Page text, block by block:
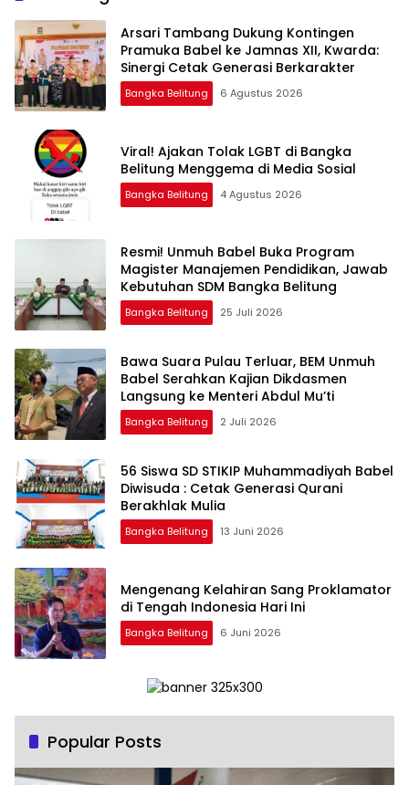
Arsari Tambang Dukung Kontingen
Pramuka Babel ke Jamnas XII, Kwarda:
Sinergi Cetak Generasi Berkarakter
Bangka Belitung 6 Agustus 2026
Viral! Ajakan Tolak LGBT di Bangka
Belitung Menggema di Media Sosial
Bangka Belitung 4 Agustus 2026
Resmi! Unmuh Babel Buka Program
Magister Manajemen Pendidikan, Jawab
Kebutuhan SDM Bangka Belitung
Bangka Belitung 25 Juli 2026
‎Bawa Suara Pulau Terluar, BEM Unmuh
Babel Serahkan Kajian Dikdasmen
Langsung ke Menteri Abdul Mu’ti
Bangka Belitung 2 Juli 2026
‎56 Siswa SD STIKIP Muhammadiyah Babel
Diwisuda : Cetak Generasi Qurani
Bangka Belitung 13 Juni 2026
‎Mengenang Kelahiran Sang Proklamator
Bangka Belitung 6 Juni 2026
Popular Posts